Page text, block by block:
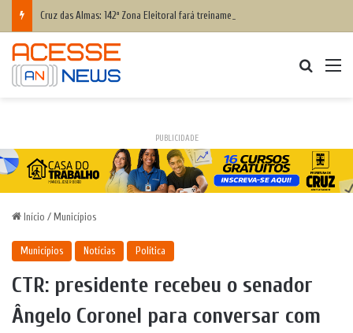
PUBLICIDADE
Início / Municípios
Municípios Notícias Política
CTR: presidente recebeu o senador
Ângelo Coronel para conversar com